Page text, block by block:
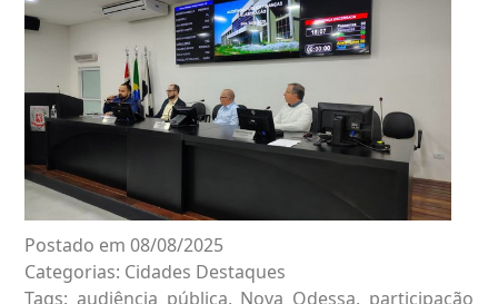
Postado em 08/08/2025
Categorias: Cidades Destaques
Tags: audiência pública, Nova Odessa, participação